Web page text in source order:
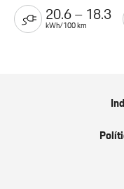
20.6 – 18.3
kWh/100 km